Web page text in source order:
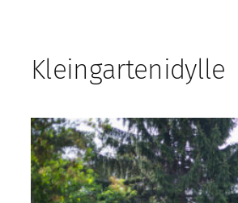
Kleingartenidylle